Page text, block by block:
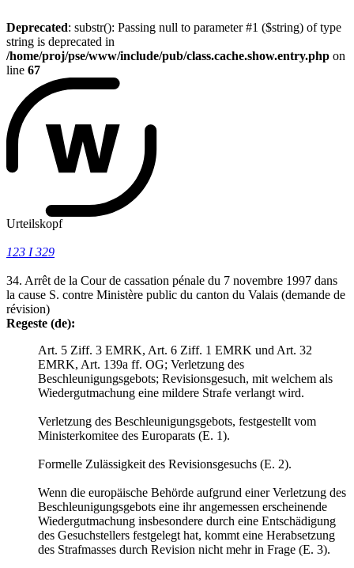
Deprecated: substr(): Passing null to parameter #1 ($string) of type
string is deprecated in
/home/proj/pse/www/include/pub/class.cache.show.entry.php on
line 67
Urteilskopf
123 I 329
34. Arrêt de la Cour de cassation pénale du 7 novembre 1997 dans
la cause S. contre Ministère public du canton du Valais (demande de
révision)
Regeste (de):
Art. 5 Ziff. 3 EMRK, Art. 6 Ziff. 1 EMRK und Art. 32
EMRK, Art. 139a ff. OG; Verletzung des
Beschleunigungsgebots; Revisionsgesuch, mit welchem als
Wiedergutmachung eine mildere Strafe verlangt wird.
Verletzung des Beschleunigungsgebots, festgestellt vom
Ministerkomitee des Europarats (E. 1).
Formelle Zulässigkeit des Revisionsgesuchs (E. 2).
Wenn die europäische Behörde aufgrund einer Verletzung des
Beschleunigungsgebots eine ihr angemessen erscheinende
Wiedergutmachung insbesondere durch eine Entschädigung
des Gesuchstellers festgelegt hat, kommt eine Herabsetzung
des Strafmasses durch Revision nicht mehr in Frage (E. 3).